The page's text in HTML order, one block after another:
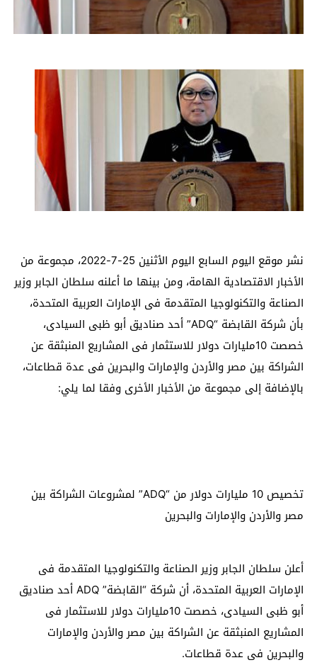
نشر موقع اليوم السابع اليوم الأثنين 25-7-2022، مجموعة من
الأخبار الاقتصادية الهامة، ومن بينها ما أعلنه سلطان الجابر وزير
الصناعة والتكنولوجيا المتقدمة فى الإمارات العربية المتحدة،
بأن شركة القابضة “ADQ” أحد صناديق أبو ظبى السيادى،
خصصت 10مليارات دولار للاستثمار فى المشاريع المنبثقة عن
الشراكة بين مصر والأردن والإمارات والبحرين فى عدة قطاعات،
بالإضافة إلى مجموعة من الأخبار الأخرى وفقا لما يلي:
تخصيص 10 مليارات دولار من “ADQ” لمشروعات الشراكة بين
مصر والأردن والإمارات والبحرين
أعلن سلطان الجابر وزير الصناعة والتكنولوجيا المتقدمة فى
الإمارات العربية المتحدة، أن شركة “القابضة” ADQ أحد صناديق
أبو ظبى السيادى، خصصت 10مليارات دولار للاستثمار فى
المشاريع المنبثقة عن الشراكة بين مصر والأردن والإمارات
والبحرين فى عدة قطاعات.